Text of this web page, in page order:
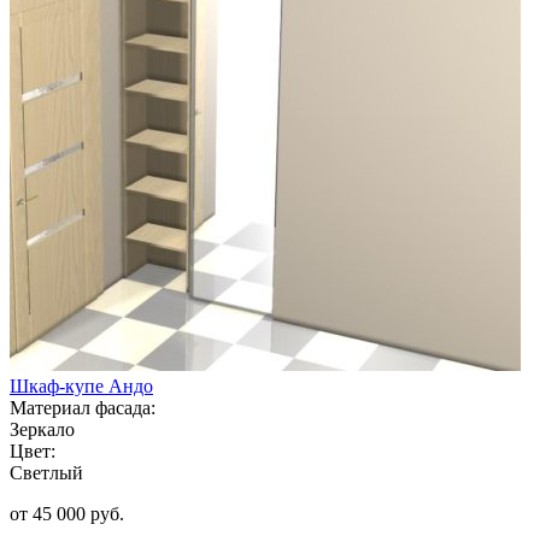
Шкаф-купе Андо
Материал фасада:
Зеркало
Цвет:
Светлый
от 45 000 руб.